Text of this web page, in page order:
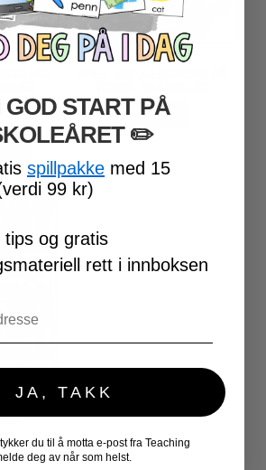
MED
LAST NED
LYDER
GOD START PÅ
​ ✏️
spillpakke med 15
99 kr)
tips og gratis
rett i innboksen
JA, TAKK
du til å motta e-post fra Teaching
deg av når som helst.